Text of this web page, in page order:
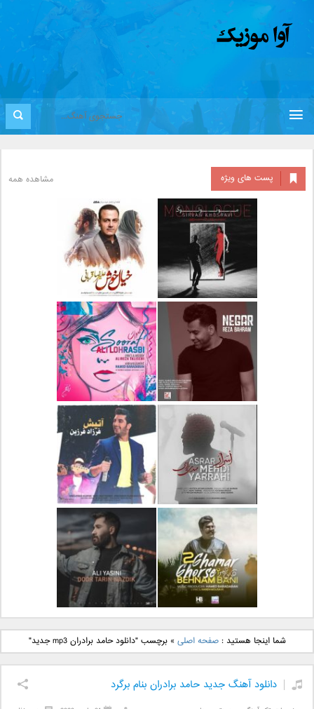
پست های ویژه مشاهده همه
دانلود آلبوم جدید سیروان
خسروی بنام مونولوگ
دانلود آهنگ جدید علیرضا
قربانی بنام خیال خوش
دانلود آهنگ جدید رضا
بهرام بنام نگار
دانلود آهنگ جدید علی
لهراسبی بنام صورت
دانلود آهنگ جدید مهدی
یراحی بنام اسرار
دانلود آهنگ جدید فرزاد
فرزین بنام آتیش
دانلود آهنگ جدید بهنام
بانی بنام قرص قمر 2
دانلود آهنگ جدید علی
یاسینی بنام دورترین نزدیک
شما اینجا هستید :صفحه اصلی »برچسب "دانلود حامد برادران mp3 جدید"
دانلود آهنگ جدید حامد برادران بنام برگرد